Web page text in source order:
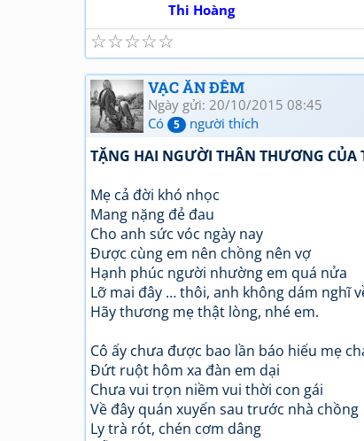
Thi Hoàng
☆
☆
☆
☆
☆
VẠC ĂN ĐÊM
Ngày gửi: 20/10/2015 08:45
Có
5 người thích
TẶNG HAI NGƯỜI THÂN THƯƠNG CỦA
Mẹ cả đời khó nhọc
Mang nặng đẻ đau
Cho anh sức vóc ngày nay
Được cùng em nên chồng nên vợ
Hạnh phúc người nhường em quá nửa
Lỡ mai đây … thôi, anh không dám nghĩ
Hãy thương mẹ thật lòng, nhé em.
Cô ấy chưa được bao lần báo hiếu mẹ
Đứt ruột hôm xa đàn em dại
Chưa vui trọn niềm vui thời con gái
Về đây quán xuyến sau trước nhà chồng
Ly trà rót, chén cơm dâng